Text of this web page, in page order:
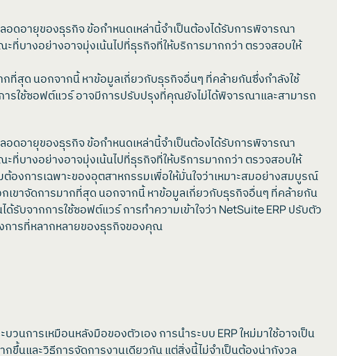
ดอายุของธุรกิจ ข้อกำหนดเหล่านี้จำเป็นต้องได้รับการพิจารณา
ที่บางอย่างอาจมุ่งเน้นไปที่ธุรกิจที่ให้บริการมากกว่า ตรวจสอบให้
ที่สุด นอกจากนี้ หาข้อมูลเกี่ยวกับธุรกิจอื่นๆ ที่คล้ายกันซึ่งกำลังใช้
รใช้ซอฟต์แวร์ อาจมีการปรับปรุงที่คุณยังไม่ได้พิจารณาและสามารถ
ดอายุของธุรกิจ ข้อกำหนดเหล่านี้จำเป็นต้องได้รับการพิจารณา
ที่บางอย่างอาจมุ่งเน้นไปที่ธุรกิจที่ให้บริการมากกว่า ตรวจสอบให้
งการเฉพาะของอุตสาหกรรมเพื่อให้มั่นใจว่าเหมาะสมอย่างสมบูรณ์
ขาจัดการมากที่สุด นอกจากนี้ หาข้อมูลเกี่ยวกับธุรกิจอื่นๆ ที่คล้ายกัน
บจากการใช้ซอฟต์แวร์ การทำความเข้าใจว่า NetSuite ERP ปรับตัว
การที่หลากหลายของธุรกิจของคุณ
นการเหมือนหลังมือของตัวเอง การนำระบบ ERP ใหม่มาใช้อาจเป็น
ขึ้นและวิธีการจัดการงานเดียวกัน แต่สิ่งนี้ไม่จำเป็นต้องน่ากังวล